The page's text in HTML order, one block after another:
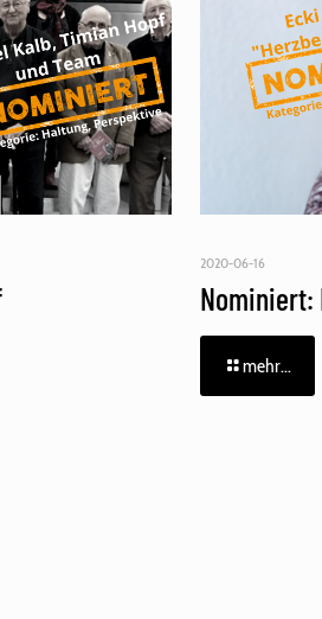
2020-06-16
Nominiert:
mehr...